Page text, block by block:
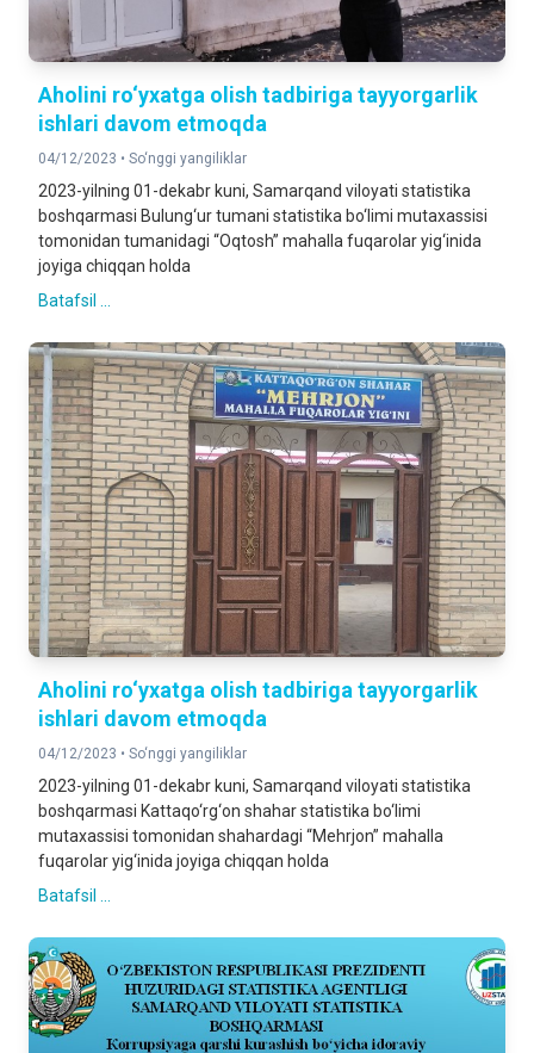
Aholini ro‘yxatga olish tadbiriga tayyorgarlik
ishlari davom etmoqda
04/12/2023 • So‘nggi yangiliklar
2023-yilning 01-dekabr kuni, Samarqand viloyati statistika
boshqarmasi Bulung‘ur tumani statistika bo‘limi mutaxassisi
tomonidan tumanidagi “Oqtosh” mahalla fuqarolar yig‘inida
joyiga chiqqan holda
Batafsil ...
Aholini ro‘yxatga olish tadbiriga tayyorgarlik
ishlari davom etmoqda
04/12/2023 • So‘nggi yangiliklar
2023-yilning 01-dekabr kuni, Samarqand viloyati statistika
boshqarmasi Kattaqo‘rg‘on shahar statistika bo‘limi
mutaxassisi tomonidan shahardagi “Mehrjon” mahalla
fuqarolar yig‘inida joyiga chiqqan holda
Batafsil ...